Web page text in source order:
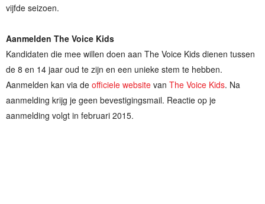
vijfde seizoen.
Aanmelden The Voice Kids
Kandidaten die mee willen doen aan The Voice Kids dienen tussen
de 8 en 14 jaar oud te zijn en een unieke stem te hebben.
Aanmelden kan via de officiele website van The Voice Kids. Na
aanmelding krijg je geen bevestigingsmail. Reactie op je
aanmelding volgt in februari 2015.